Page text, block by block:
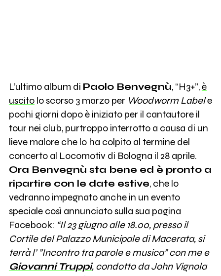
L’ultimo album di Paolo Benvegnù, “H3+”,è
uscitolo scorso 3 marzo per Woodworm Labele
pochi giorni dopo è iniziato per il cantautore il
tour nei club, purtroppo interrotto a causa di un
lieve malore che lo ha colpito al termine del
concerto al Locomotiv di Bologna il 28 aprile.
Ora Benvegnù sta bene ed è pronto a
ripartire con le date estive, che lo
vedranno impegnato anche in un evento
speciale così annunciato sulla sua pagina
Facebook: “Il 23 giugno alle 18.00, presso il
Cortile del Palazzo Municipale di Macerata, si
terrà l’ ”Incontro tra parole e musica” con me e
Giovanni Truppi, condotto da John Vignola